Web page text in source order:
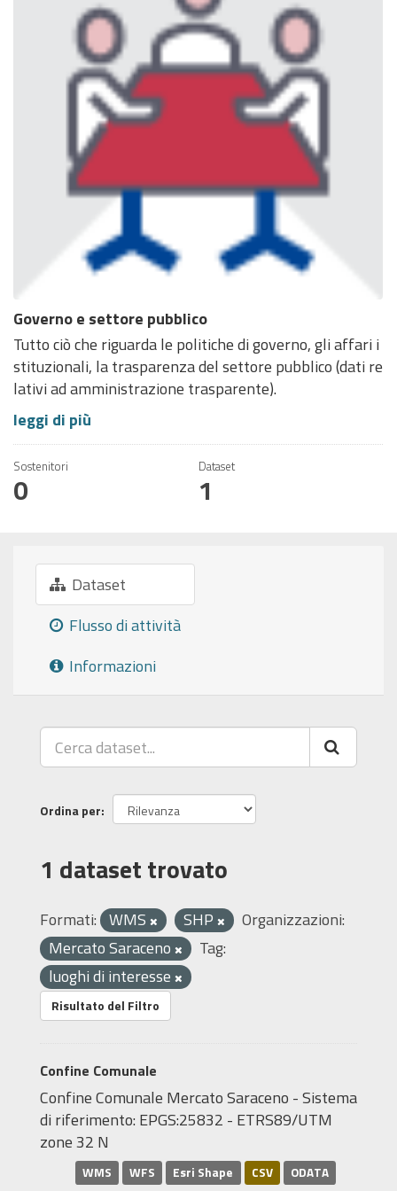
Governo e settore pubblico
Tutto ciò che riguarda le politiche di governo, gli affari i
stituzionali, la trasparenza del settore pubblico (dati re
lativi ad amministrazione trasparente).
leggi di più
Sostenitori
0
Dataset
1
Dataset
Flusso di attività
Informazioni
Ordina per
1 dataset trovato
Formati: WMS SHP
Organizzazioni:
Mercato Saraceno
Tag:
luoghi di interesse
Risultato del Filtro
Confine Comunale
Confine Comunale Mercato Saraceno - Sistema
di riferimento: EPGS:25832 - ETRS89/UTM
zone 32 N
WMS WFS Esri Shape CSV ODATA